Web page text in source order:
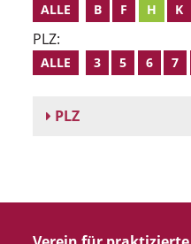
ALLE B F H K
PLZ:
ALLE 3 5 6 7
PLZ